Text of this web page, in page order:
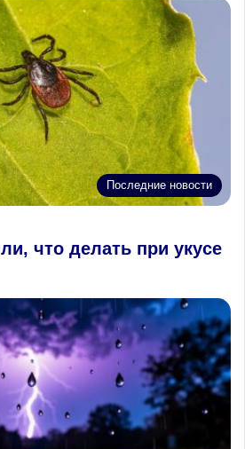
Последние новости
что делать при укусе